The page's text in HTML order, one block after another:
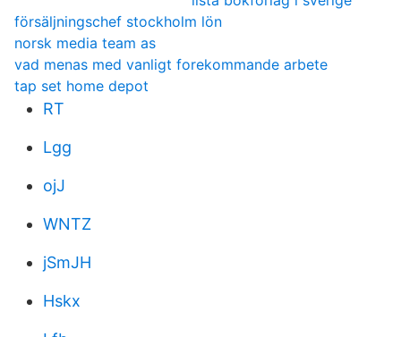
försäljningschef stockholm lön
norsk media team as
vad menas med vanligt forekommande arbete
tap set home depot
RT
Lgg
ojJ
WNTZ
jSmJH
Hskx